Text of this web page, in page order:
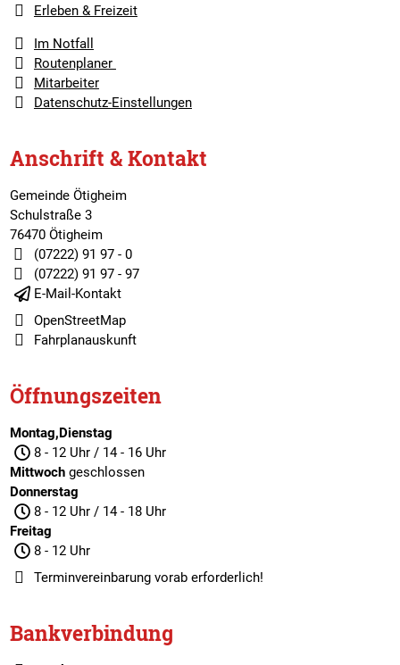
Erleben & Freizeit
Im Notfall
Routenplaner
Mitarbeiter
Datenschutz-Einstellungen
Anschrift & Kontakt
Gemeinde Ötigheim
Schulstraße 3
76470 Ötigheim
(07222) 91 97 - 0
(07222) 91 97 - 97
E-Mail-Kontakt
OpenStreetMap
Fahrplanauskunft
Öffnungszeiten
Montag,Dienstag
8 - 12 Uhr / 14 - 16 Uhr
Mittwochgeschlossen
Donnerstag
8 - 12 Uhr / 14 - 18 Uhr
Freitag
8 - 12 Uhr
Terminvereinbarungvorab erforderlich!
Bankverbindung